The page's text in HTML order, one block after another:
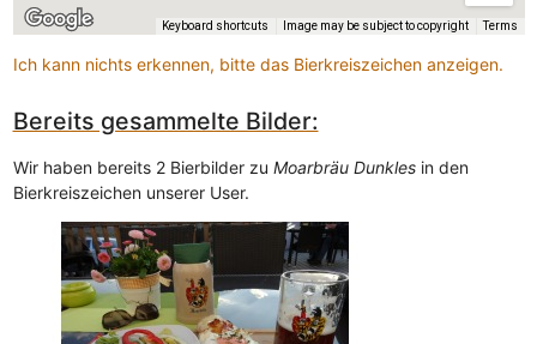
Keyboard shortcuts Image may be subject to copyright Terms
Ich kann nichts erkennen, bitte das Bierkreiszeichen anzeigen.
Bereits gesammelte Bilder:
Wir haben bereits 2 Bierbilder zu Moarbräu Dunklesin den
Bierkreiszeichen unserer User.